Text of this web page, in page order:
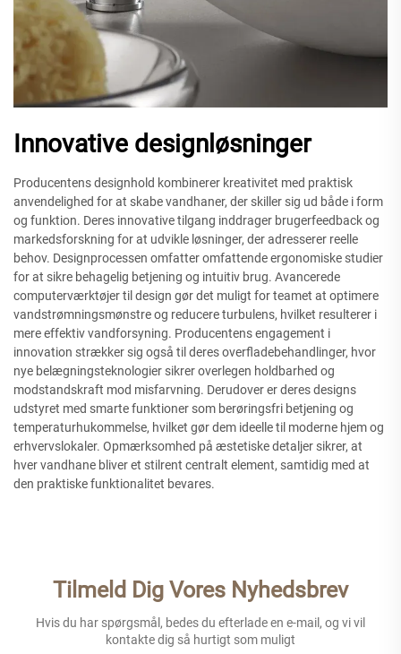
Innovative designløsninger
Producentens designhold kombinerer kreativitet med praktisk
anvendelighed for at skabe vandhaner, der skiller sig ud både i form
og funktion. Deres innovative tilgang inddrager brugerfeedback og
markedsforskning for at udvikle løsninger, der adresserer reelle
behov. Designprocessen omfatter omfattende ergonomiske studier
for at sikre behagelig betjening og intuitiv brug. Avancerede
computerværktøjer til design gør det muligt for teamet at optimere
vandstrømningsmønstre og reducere turbulens, hvilket resulterer i
mere effektiv vandforsyning. Producentens engagement i
innovation strækker sig også til deres overfladebehandlinger, hvor
nye belægningsteknologier sikrer overlegen holdbarhed og
modstandskraft mod misfarvning. Derudover er deres designs
udstyret med smarte funktioner som berøringsfri betjening og
temperaturhukommelse, hvilket gør dem ideelle til moderne hjem og
erhvervslokaler. Opmærksomhed på æstetiske detaljer sikrer, at
hver vandhane bliver et stilrent centralt element, samtidig med at
den praktiske funktionalitet bevares.
Tilmeld Dig Vores Nyhedsbrev
Hvis du har spørgsmål, bedes du efterlade en e-mail, og vi vil
kontakte dig så hurtigt som muligt